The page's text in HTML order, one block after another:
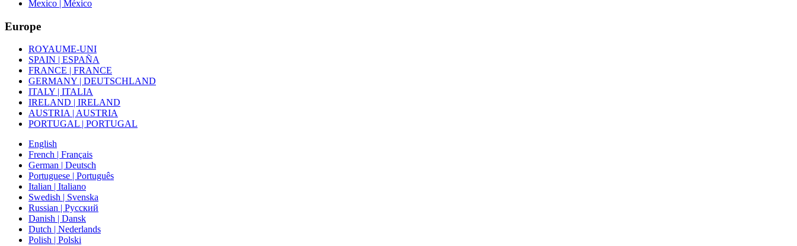
Mexico | México
Europe
ROYAUME-UNI
SPAIN | ESPAÑA
FRANCE | FRANCE
GERMANY | DEUTSCHLAND
ITALY | ITALIA
IRELAND | IRELAND
AUSTRIA | AUSTRIA
PORTUGAL | PORTUGAL
English
French | Français
German | Deutsch
Portuguese | Português
Italian | Italiano
Swedish | Svenska
Russian | Русский
Danish | Dansk
Dutch | Nederlands
Polish | Polski